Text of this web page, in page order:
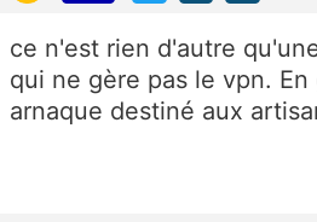
ce n'est rien d'autre
qui ne gère pas le vpn.
arnaque destiné aux